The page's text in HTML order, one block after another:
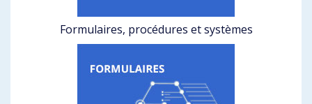
Formulaires, procédures et systèmes